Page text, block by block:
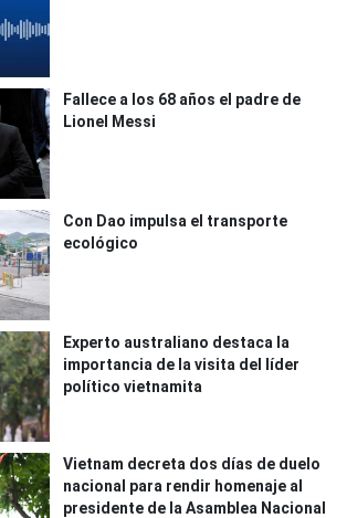
Fallece a los 68 años el padre de
Lionel Messi
Con Dao impulsa el transporte
ecológico
Experto australiano destaca la
importancia de la visita del líder
político vietnamita
Vietnam decreta dos días de duelo
nacional para rendir homenaje al
presidente de la Asamblea Nacional